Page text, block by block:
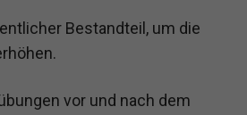
Bestandteil, um die
vor und nach dem